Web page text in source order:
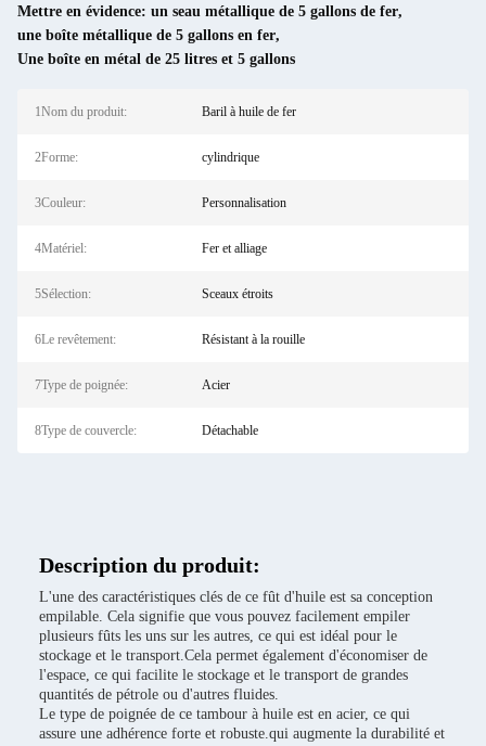
Mettre en évidence: un seau métallique de 5 gallons de fer,
une boîte métallique de 5 gallons en fer,
Une boîte en métal de 25 litres et 5 gallons
1Nom du produit: Baril à huile de fer
2Forme: cylindrique
3Couleur: Personnalisation
4Matériel: Fer et alliage
5Sélection: Sceaux étroits
6Le revêtement: Résistant à la rouille
7Type de poignée: Acier
8Type de couvercle: Détachable
Description du produit:
L'une des caractéristiques clés de ce fût d'huile est sa conception
empilable. Cela signifie que vous pouvez facilement empiler
plusieurs fûts les uns sur les autres, ce qui est idéal pour le
stockage et le transport.Cela permet également d'économiser de
l'espace, ce qui facilite le stockage et le transport de grandes
quantités de pétrole ou d'autres fluides.
Le type de poignée de ce tambour à huile est en acier, ce qui
assure une adhérence forte et robuste.qui augmente la durabilité et